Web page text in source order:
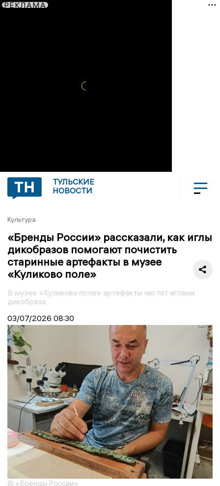
РЕКЛАМА
ТУЛЬСКИЕ
НОВОСТИ
Культура
«Бренды России» рассказали, как иглы
дикобразов помогают почистить
старинные артефакты в музее
«Куликово поле»
В музее «Куликово поле» артефакты чистят иглами
дикобраза
03/07/2026 08:30
© «Бренды России»